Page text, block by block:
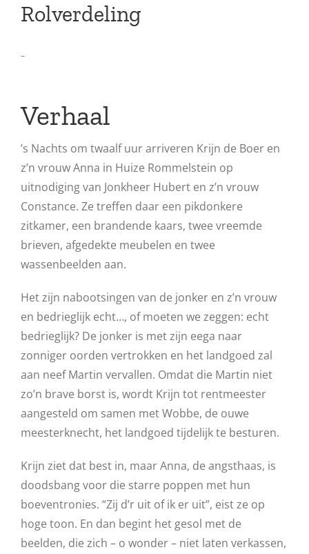
Rolverdeling
–
Verhaal
’s Nachts om twaalf uur arriveren Krijn de Boer en
z’n vrouw Anna in Huize Rommelstein op
uitnodiging van Jonkheer Hubert en z’n vrouw
Constance. Ze treffen daar een pikdonkere
zitkamer, een brandende kaars, twee vreemde
brieven, afgedekte meubelen en twee
wassenbeelden aan.
Het zijn nabootsingen van de jonker en z’n vrouw
en bedrieglijk echt…, of moeten we zeggen: echt
bedrieglijk? De jonker is met zijn eega naar
zonniger oorden vertrokken en het landgoed zal
aan neef Martin vervallen. Omdat die Martin niet
zo’n brave borst is, wordt Krijn tot rentmeester
aangesteld om samen met Wobbe, de ouwe
meesterknecht, het landgoed tijdelijk te besturen.
Krijn ziet dat best in, maar Anna, de angsthaas, is
doodsbang voor die starre poppen met hun
boeventronies. “Zij d’r uit of ik er uit”, eist ze op
hoge toon. En dan begint het gesol met de
beelden, die zich – o wonder – niet laten verkassen,